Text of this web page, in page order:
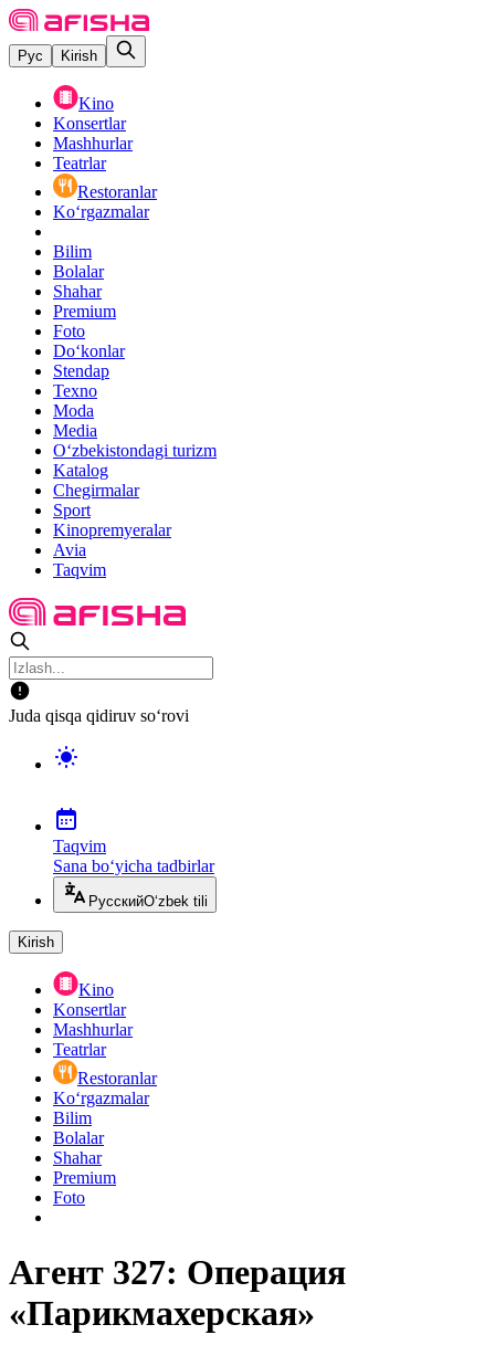
Рус Kirish
Kino
Konsertlar
Mashhurlar
Teatrlar
Restoranlar
Ko‘rgazmalar
Bilim
Bolalar
Shahar
Premium
Foto
Do‘konlar
Stendap
Texno
Moda
Media
O‘zbekistondagi turizm
Katalog
Chegirmalar
Sport
Kinopremyeralar
Avia
Taqvim
Juda qisqa qidiruv so‘rovi
Taqvim
Sana bo‘yicha tadbirlar
РусскийO‘zbek tili
Kirish
Kino
Konsertlar
Mashhurlar
Teatrlar
Restoranlar
Ko‘rgazmalar
Bilim
Bolalar
Shahar
Premium
Foto
Агент 327: Операция
«Парикмахерская»